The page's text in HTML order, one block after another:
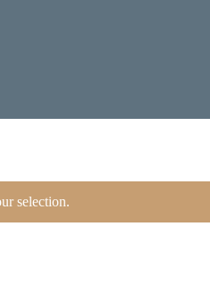
selection.